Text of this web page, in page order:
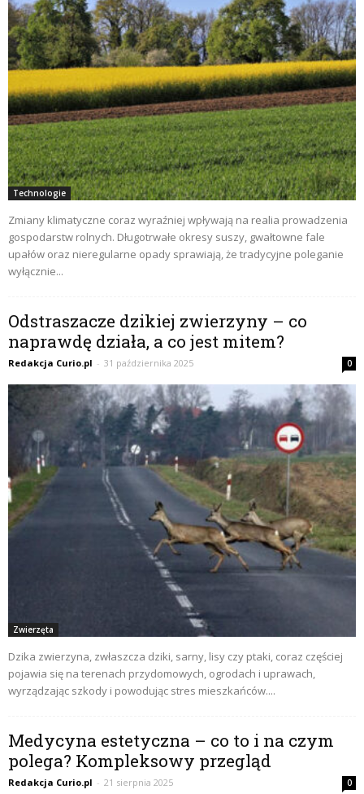
Technologie
Zmiany klimatyczne coraz wyraźniej wpływają na realia prowadzenia
gospodarstw rolnych. Długotrwałe okresy suszy, gwałtowne fale
upałów oraz nieregularne opady sprawiają, że tradycyjne poleganie
wyłącznie...
Odstraszacze dzikiej zwierzyny – co
naprawdę działa, a co jest mitem?
Redakcja Curio.pl - 31 października 2025 0
Zwierzęta
Dzika zwierzyna, zwłaszcza dziki, sarny, lisy czy ptaki, coraz częściej
pojawia się na terenach przydomowych, ogrodach i uprawach,
wyrządzając szkody i powodując stres mieszkańców....
Medycyna estetyczna – co to i na czym
polega? Kompleksowy przegląd
Redakcja Curio.pl - 21 sierpnia 2025 0